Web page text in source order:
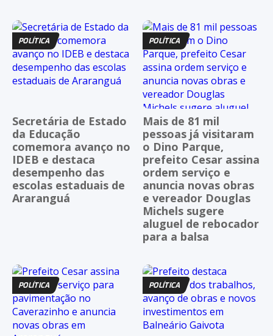
POLÍTICA
Secretária de Estado
da Educação
comemora avanço no
IDEB e destaca
desempenho das
escolas estaduais de
Araranguá
POLÍTICA
Mais de 81 mil
pessoas já visitaram
o Dino Parque,
prefeito Cesar assina
ordem serviço e
anuncia novas obras
e vereador Douglas
Michels sugere
aluguel de rebocador
para a balsa
POLÍTICA POLÍTICA